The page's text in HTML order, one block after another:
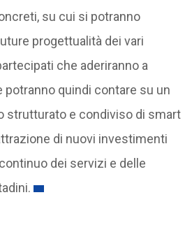
su cui si potranno
progettualità dei vari
che aderiranno a
potranno quindi contare su un
strutturato e condiviso di smart
di nuovi investimenti
dei servizi e delle